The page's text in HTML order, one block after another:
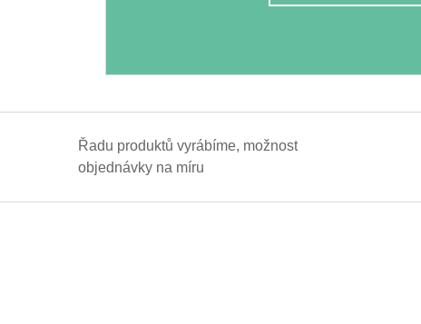
Řadu produktů vyrábíme, možnost
objednávky na míru